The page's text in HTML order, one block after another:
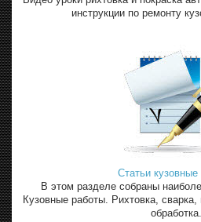
инструкции по ремонту
Статьи кузовные
В этом разделе собраны
Кузовные работы. Рихтовка, сварка,
обработка.